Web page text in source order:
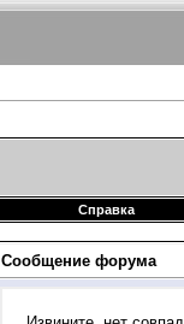
Справка
Сообщение форума